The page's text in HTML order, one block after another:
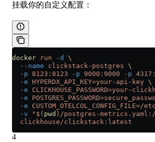
挂载你的自定义配置：
docker run -d
\
  --name
clickstack-postgres \
  -p
8123:8123 -p 9000:9000 -p
  -e
HYPERDX_API_KEY=your-api-key \
  -e
CLICKHOUSE_PASSWORD=your-
  -e
  -e
  -v
"$( pwd )/postgres-
  clickhouse/clickstack:latest
4